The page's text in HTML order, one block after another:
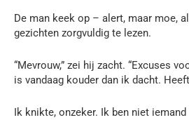
De man keek op – alert, maar moe,
gezichten zorgvuldig te lezen.
“Mevrouw,” zei hij zacht. “Excuses
is vandaag kouder dan ik dacht.
Ik knikte, onzeker. Ik ben niet